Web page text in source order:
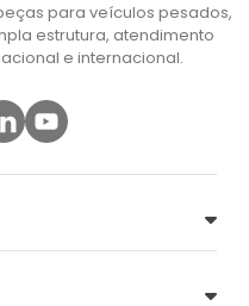
para veículos pesados,
estrutura, atendimento
e internacional.